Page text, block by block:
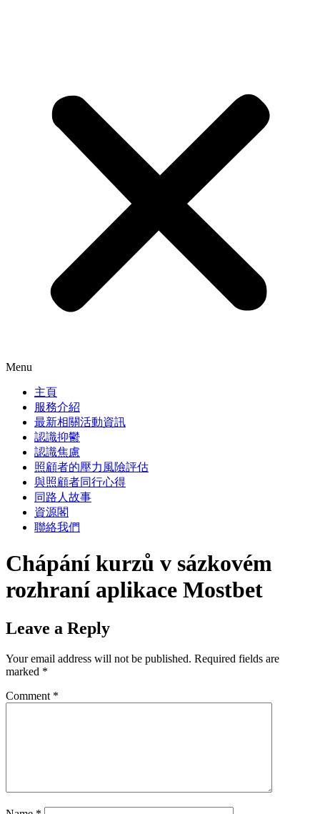
Menu
主頁
服務介紹
最新相關活動資訊
認識抑鬱
認識焦慮
照顧者的壓力風險評估
與照顧者同行心得
同路人故事
資源閣
聯絡我們
Chápání kurzů v sázkovém
rozhraní aplikace Mostbet
Leave a Reply
Your email address will not be published. Required fields are
marked *
Comment *